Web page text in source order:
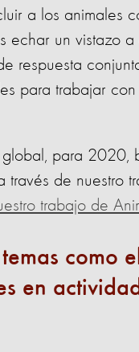
a los animales
echar un vistazo
respuesta
para trabajar
para 2020,
de nuestro
trabajo de
como
en